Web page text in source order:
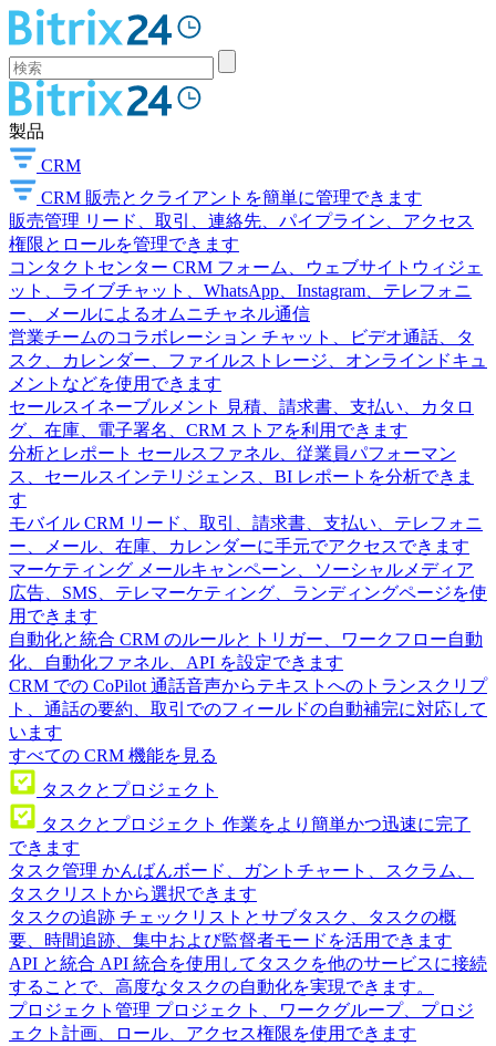
製品
CRM
CRM 販売とクライアントを簡単に管理できます
販売管理 リード、取引、連絡先、パイプライン、アクセス
権限とロールを管理できます
コンタクトセンター CRM フォーム、ウェブサイトウィジェ
ット、ライブチャット、WhatsApp、Instagram、テレフォニ
ー、メールによるオムニチャネル通信
営業チームのコラボレーション チャット、ビデオ通話、タ
スク、カレンダー、ファイルストレージ、オンラインドキュ
メントなどを使用できます
セールスイネーブルメント
見積、請求書、支払い、カタロ
グ、在庫、電子署名、CRM ストアを利用できます
分析とレポート セールスファネル、従業員パフォーマン
ス、セールスインテリジェンス、BI レポートを分析できま
す
モバイル CRM リード、取引、請求書、支払い、テレフォニ
ー、メール、在庫、カレンダーに手元でアクセスできます
マーケティング メールキャンペーン、ソーシャルメディア
広告、SMS、テレマーケティング、ランディングページを使
用できます
自動化と統合 CRM のルールとトリガー、ワークフロー自動
化、自動化ファネル、API を設定できます
CRM での CoPilot 通話音声からテキストへのトランスクリプ
ト、通話の要約、取引でのフィールドの自動補完に対応して
います
すべての CRM 機能を見る
タスクとプロジェクト
タスクとプロジェクト 作業をより簡単かつ迅速に完了
できます
タスク管理 かんばんボード、ガントチャート、スクラム、
タスクリストから選択できます
タスクの追跡 チェックリストとサブタスク、タスクの概
要、時間追跡、集中および監督者モードを活用できます
API と統合 API 統合を使用してタスクを他のサービスに接続
することで、高度なタスクの自動化を実現できます。
プロジェクト管理 プロジェクト、ワークグループ、プロジ
ェクト計画、ロール、アクセス権限を使用できます